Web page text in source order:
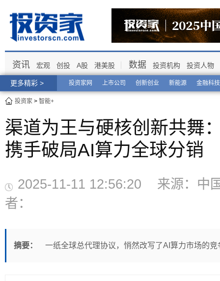
更多精彩 > 投资家网 上市公司 创新创业 新能源 金融科技
资讯 宏观 创投 A股 港美股 数据 投资机构 投资人物
投资家 > 智能+
渠道为王与硬核创新共舞
携手破局AI算力全球分销
2025-11-11 12:56:20 来源：中
者：
摘要： 一纸全球总代理协议，悄然改写了AI算力市场的竞